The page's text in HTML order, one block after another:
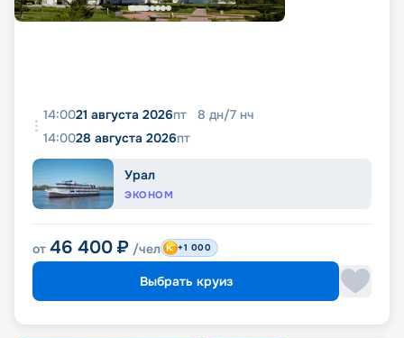
14:0021 августа 2026пт 8 дн/7 нч
14:0028 августа 2026пт
Урал
ЭКОНОМ
от 46 400 ₽ /чел +1 000
Выбрать круиз